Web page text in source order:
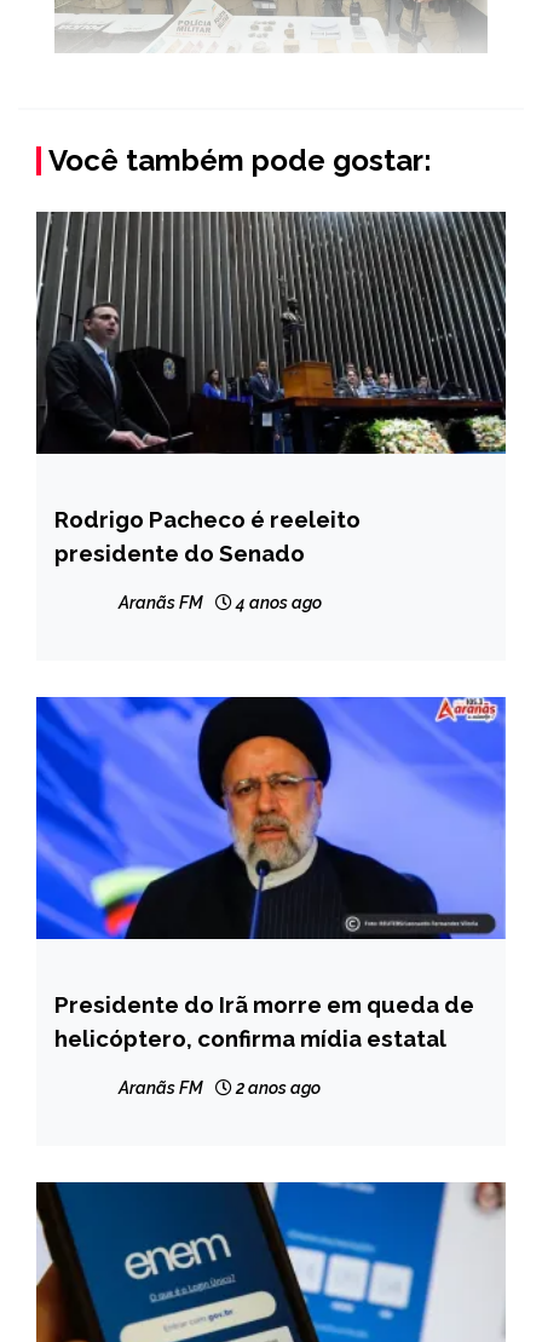
Você também pode gostar:
BRASIL
NOTÍCIAS
Rodrigo Pacheco é reeleito
presidente do Senado
Aranãs FM 4 anos ago
INTERNACIONAL
NOTÍCIAS
Presidente do Irã morre em queda de
helicóptero, confirma mídia estatal
Aranãs FM 2 anos ago